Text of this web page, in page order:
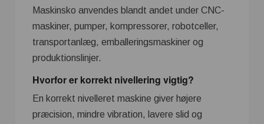
Maskinsko anvendes blandt andet under CNC-
maskiner, pumper, kompressorer, robotceller,
transportanlæg, emballeringsmaskiner og
produktionslinjer.
Hvorfor er korrekt nivellering vigtig?
En korrekt nivelleret maskine giver højere
præcision, mindre vibration, lavere slid og